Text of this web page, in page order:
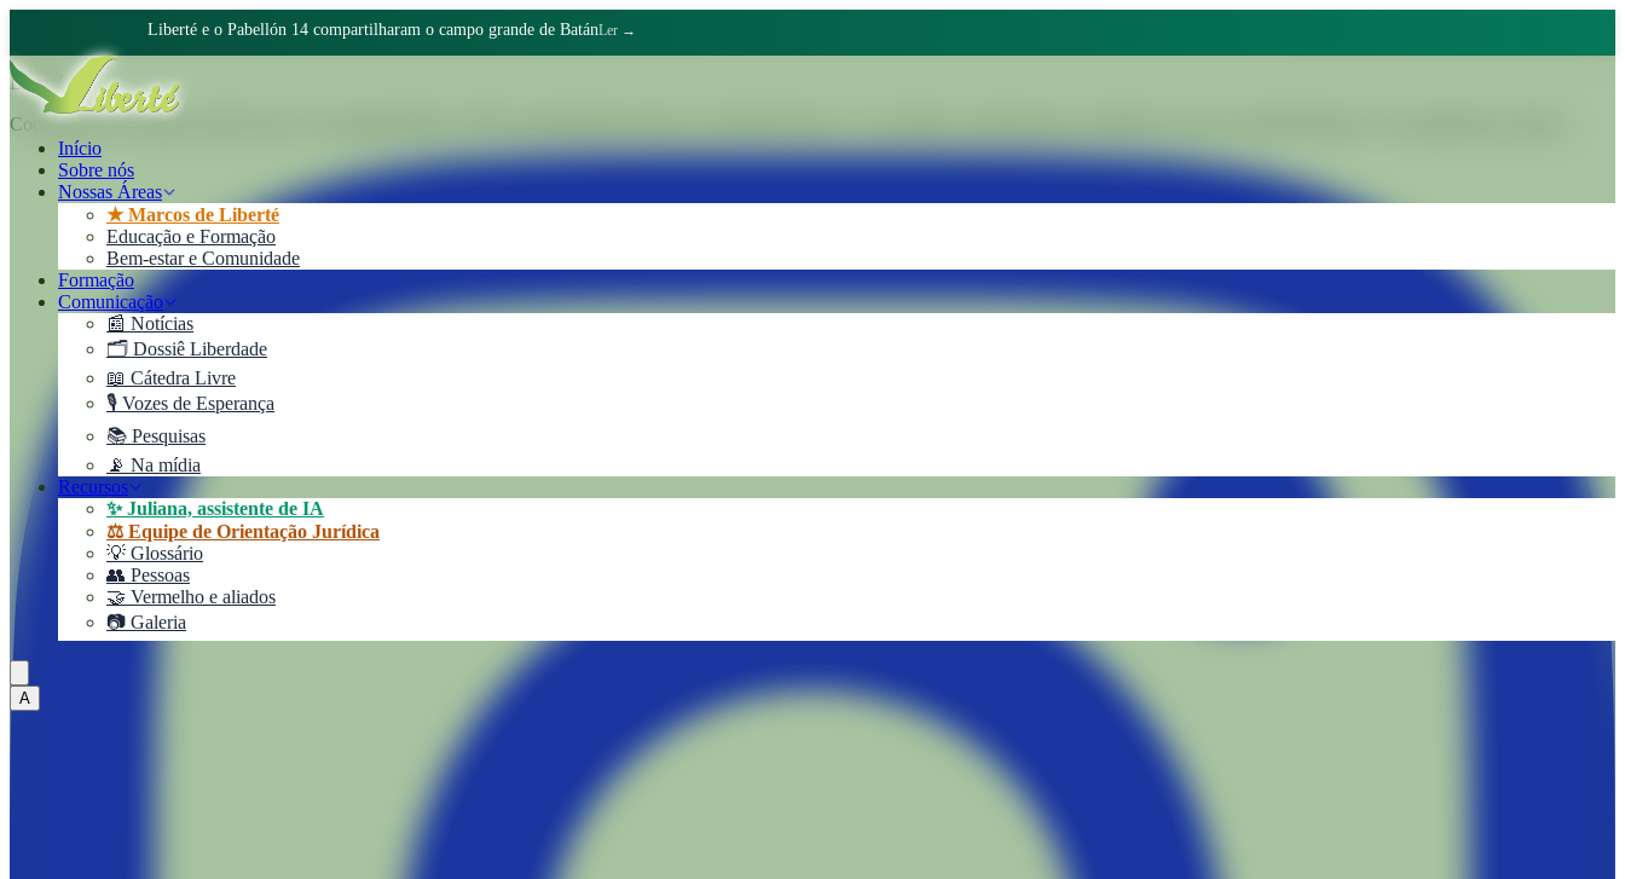
Liberté e o Pabellón 14 compartilharam o campo grande de BatánLer →
Início
Sobre nós
Nossas Áreas
★ Marcos de Liberté
Educação e Formação
Bem-estar e Comunidade
Formação
Comunicação
📰 Notícias
🗂️ Dossiê Liberdade
📖 Cátedra Livre
🎙️ Vozes de Esperança
📚 Pesquisas
📡 Na mídia
Recursos
✨ Juliana, assistente de IA
⚖️ Equipe de Orientação Jurídica
💡 Glossário
👥 Pessoas
🤝 Vermelho e aliados
📷 Galeria
A
Liberté
Cooperativa de Trabajo Liberté Ltda. Um empreendimento 100% autogestionário dentro da Unidade Penal N.° 15 de Batán. Transformamos realidades através do trabalho digno e do compromisso coletivo.